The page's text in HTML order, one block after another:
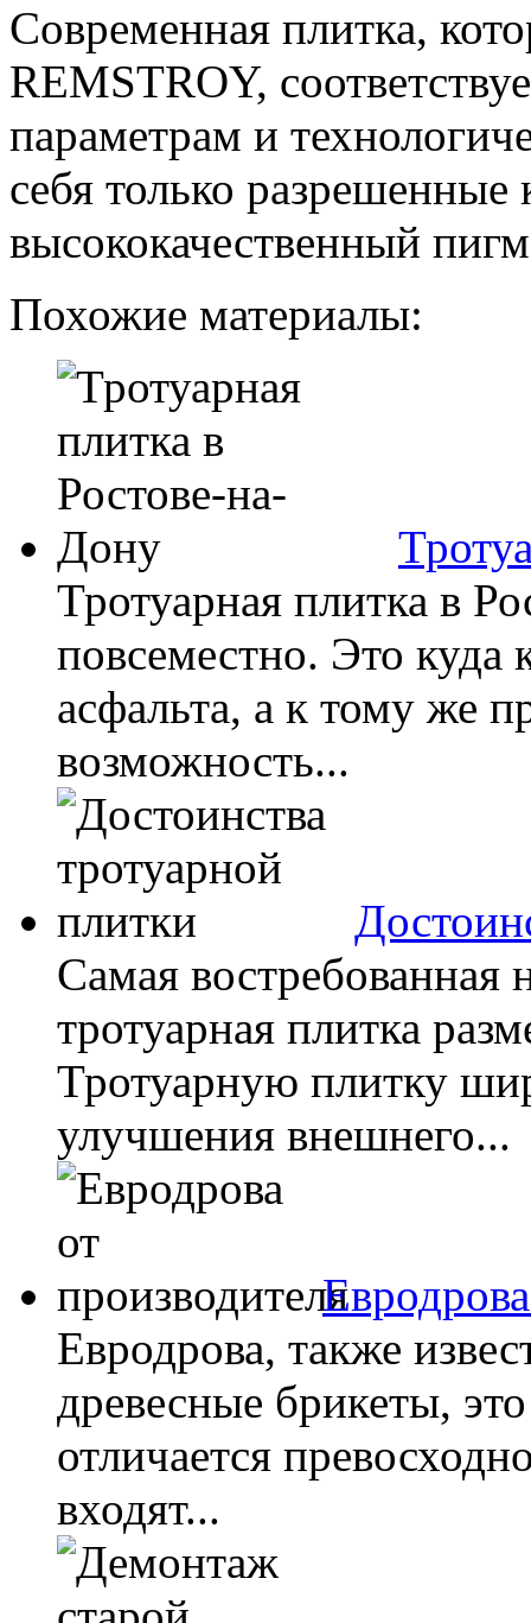
Современная плитка,
REMSTROY,
параметрам и
себя только
высококачественный
Похожие материалы:
Тротуарная плитка в
повсеместно. Это куда
асфальта, а к тому же
возможность...
Самая востребованная
тротуарная плитка
Тротуарную плитку
улучшения внешнего...
Евродрова, также
древесные брикеты,
отличается
входят...